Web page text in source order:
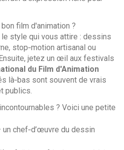
film d'animation ?
style qui vous attire : dessins
stop‑motion artisanal ou
jetez un œil aux festivals
du Film d'Animation
là‑bas sont souvent de vrais
publics.
? Voici une petite
un chef‑d’œuvre du dessin